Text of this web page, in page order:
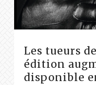
Les tueurs
édition
disponible